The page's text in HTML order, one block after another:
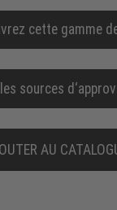
cette gamme
sources
AU